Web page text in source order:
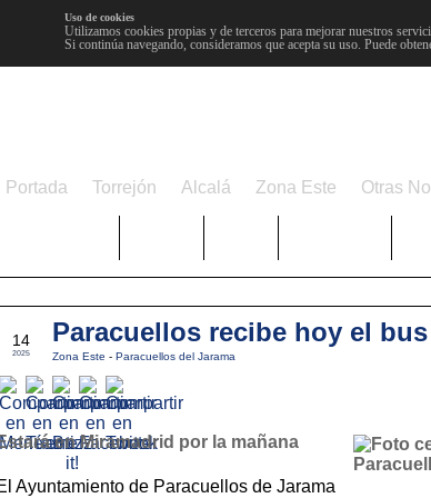
Uso de cookies
Utilizamos cookies propias y de terceros para mejorar nuestros
Si continúa navegando, consideramos que acepta su uso. Puede
Portada Torrejón Alcalá Zona Este Otras
14
2025
Paracuellos recibe hoy el
Zona Este - Paracuellos del Jarama
Estará en Miramadrid por la mañana
Ayuntamiento de Paracuellos de Jarama